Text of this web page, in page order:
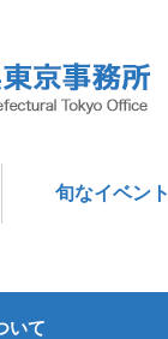
旬なイベント
いて